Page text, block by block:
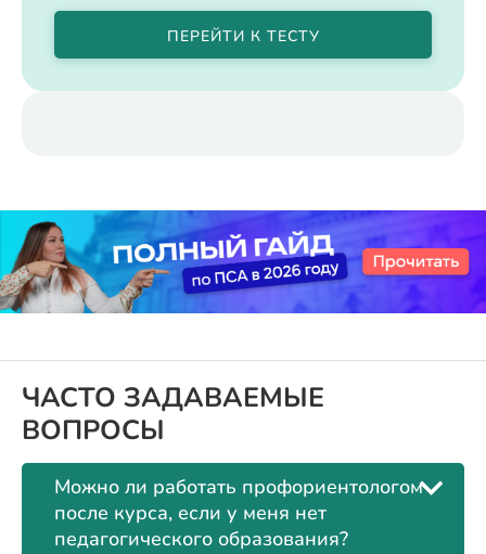
ПЕРЕЙТИ К ТЕСТУ
ЧАСТО ЗАДАВАЕМЫЕ
ВОПРОСЫ
Можно ли работать профориентологом
после курса, если у меня нет
педагогического образования?